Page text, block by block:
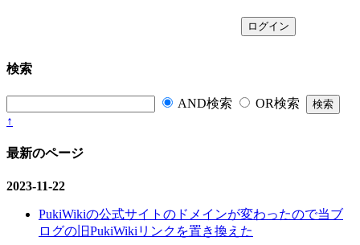
検索
AND検索
OR検索
↑
最新のページ
2023-11-22
PukiWikiの公式サイトのドメインが変わったので当ブ
ログの旧PukiWikiリンクを置き換えた